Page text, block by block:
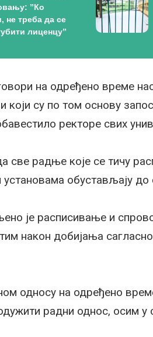
”Ко
не треба да се
лиценцу”
на одређено време
који су по том основу
ректоре свих
све радње које се тичу
обустављају
је расписивање и
након добијања
односу на одређено
радни однос, осим у